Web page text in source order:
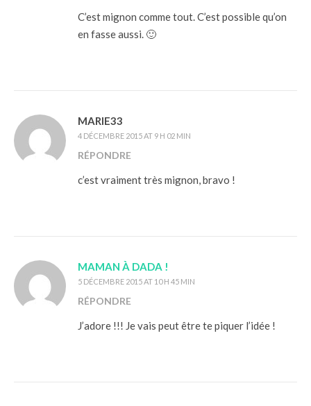
C’est mignon comme tout. C’est possible qu’on
en fasse aussi. 🙂
MARIE33
4 DÉCEMBRE 2015 AT 9 H 02 MIN
RÉPONDRE
c’est vraiment très mignon, bravo !
MAMAN À DADA !
5 DÉCEMBRE 2015 AT 10 H 45 MIN
RÉPONDRE
J’adore !!! Je vais peut être te piquer l’idée !